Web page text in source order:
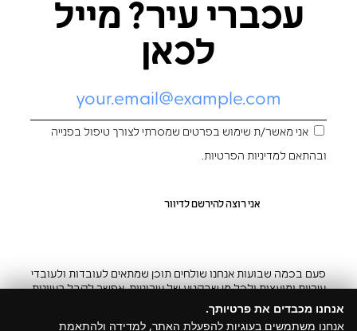
עכברי עיר? מייל
לכאן
אני מאשר/ת שימוש בפרטים שמסרתי לצורך טיפול בפנייה
ובהתאם למדיניות הפרטיות.
פעם בכמה שבועות אנחנו שולחים תוכן שמתאים לעובדות ולעובדי
עיריות ומועצות ולכל מי שבקטע של עירוניות. אפשר לקבל רעיונות
אנחנו מכבדים את פרטיותך.
אנחנו משתמשים בעוגיות להפעלת האתר, למדידה ולהתאמת